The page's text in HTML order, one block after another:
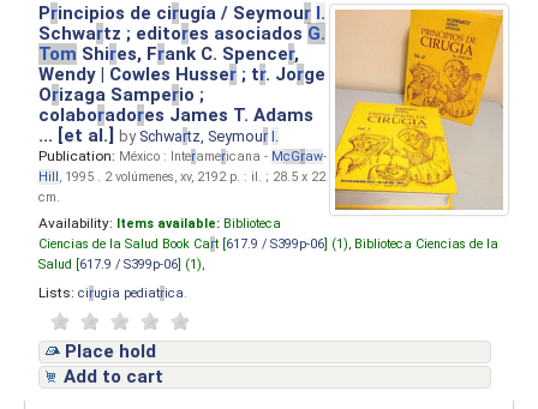
Principios de cirugía / Seymour I.
Schwartz ; editores asociados G.
Tom Shires, Frank C. Spencer,
Wendy | Cowles Husser ; tr. Jorge
Orizaga Samperio ;
colaboradores James T. Adams
... [et al.]by Schwartz, Seymour I.
Publication: México : Interamericana - McGraw-
Hill, 1995 . 2 volúmenes, xv, 2192 p. : il. ; 28.5 x 22
cm.
Availability: Items available: Biblioteca
Ciencias de la Salud Book Cart [ 617.9 / S399p-06 ] (1), Biblioteca Ciencias de la
Salud [ 617.9 / S399p-06 ] (1),
Lists: cirugia pediatrica
Place hold
Add to cart